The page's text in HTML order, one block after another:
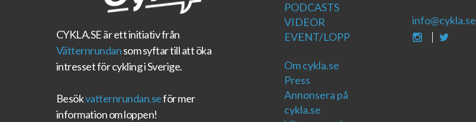
CYKLA.SEär ett initiativ från
Vätternrundansom syftar till att öka
intresset för cykling i Sverige.
Besökvatternrundan.seför mer
information om loppen!
PODCASTS
VIDEOR
EVENT/LOPP
Om cykla.se
Press
Annonsera på
cykla.se
info@cykla.se